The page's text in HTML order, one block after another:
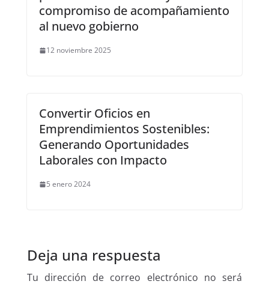
compromiso de acompañamiento
al nuevo gobierno
12 noviembre 2025
Convertir Oficios en
Emprendimientos Sostenibles:
Generando Oportunidades
Laborales con Impacto
5 enero 2024
Deja una respuesta
Tu dirección de correo electrónico no será